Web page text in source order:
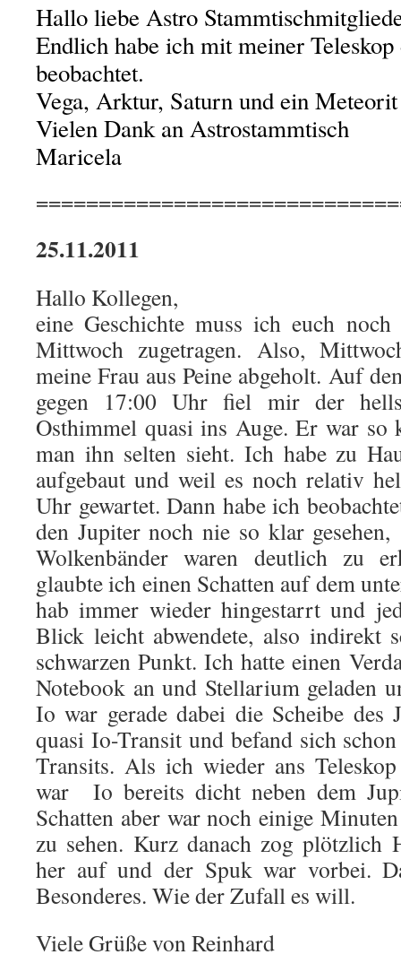
Hallo liebe Astro
Endlich habe ich mit meiner
beobachtet.
Vega, Arktur, Saturn und ein
Vielen Dank an Astrostammtisch
Maricela
25.11.2011
Hallo Kollegen,
eine Geschichte muss ich euch
Mittwoch zugetragen. Also,
meine Frau aus Peine abgeholt. Auf
gegen 17:00 Uhr fiel mir der
Osthimmel quasi ins Auge. Er war so
man ihn selten sieht. Ich habe zu
aufgebaut und weil es noch relativ
Uhr gewartet. Dann habe ich
den Jupiter noch nie so klar
Wolkenbänder waren deutlich zu
glaubte ich einen Schatten auf dem
hab immer wieder hingestarrt und
Blick leicht abwendete, also indirekt
schwarzen Punkt. Ich hatte einen
Notebook an und Stellarium geladen
Io war gerade dabei die Scheibe des
quasi Io-Transit und befand sich
Transits. Als ich wieder ans
war Io bereits dicht neben dem
Schatten aber war noch einige
zu sehen. Kurz danach zog plötzlich
her auf und der Spuk war vorbei.
Besonderes. Wie der Zufall es will.
Viele Grüße von Reinhard